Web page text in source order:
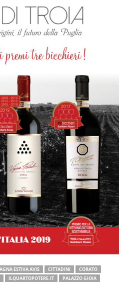
ESTIVA AVIS CITTADINI
CORATO
ILQUARTOPOTERE.IT
PALAZZO GIOIA